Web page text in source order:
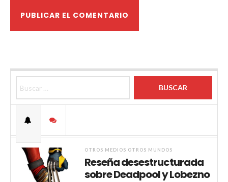
OTROS MEDIOS OTROS MUNDOS
Reseña desestructurada
sobre Deadpool y Lobezno